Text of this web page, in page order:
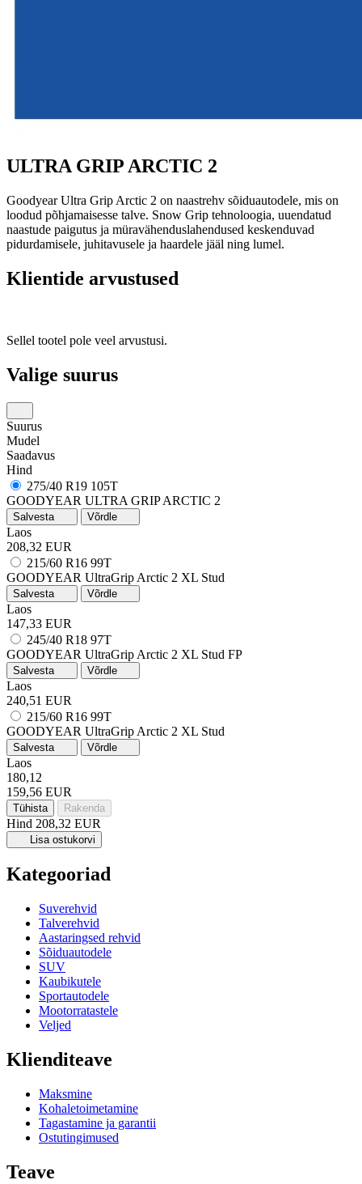
ULTRA GRIP ARCTIC 2
Goodyear Ultra Grip Arctic 2 on naastrehv sõiduautodele, mis on
loodud põhjamaisesse talve. Snow Grip tehnoloogia, uuendatud
naastude paigutus ja müravähenduslahendused keskenduvad
pidurdamisele, juhitavusele ja haardele jääl ning lumel.
Klientide arvustused
Sellel tootel pole veel arvustusi.
Valige suurus
Suurus
Mudel
Saadavus
Hind
275/40 R19 105T
GOODYEAR ULTRA GRIP ARCTIC 2
Salvesta Võrdle
Laos
208,32 EUR
215/60 R16 99T
GOODYEAR UltraGrip Arctic 2 XL Stud
Salvesta Võrdle
Laos
147,33 EUR
245/40 R18 97T
GOODYEAR UltraGrip Arctic 2 XL Stud FP
Salvesta Võrdle
Laos
240,51 EUR
215/60 R16 99T
GOODYEAR UltraGrip Arctic 2 XL Stud
Salvesta Võrdle
Laos
180,12
159,56 EUR
Tühista Rakenda
Hind 208,32 EUR
Lisa ostukorvi
Kategooriad
Suverehvid
Talverehvid
Aastaringsed rehvid
Sõiduautodele
SUV
Kaubikutele
Sportautodele
Mootorratastele
Veljed
Klienditeave
Maksmine
Kohaletoimetamine
Tagastamine ja garantii
Ostutingimused
Teave